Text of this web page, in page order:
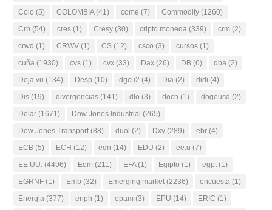
Colo (5) COLOMBIA(41) come (7) Commodity (1260)
Crb (54) cres (1) Cresy (30) cripto moneda (339) crm (2)
crwd (1) CRWV (1) CS (12) csco (3) cursos (1)
cuña (1930) cvs (1) cvx (33) Dax (26) DB (6) dba (2)
Deja vu (134) Desp (10) dgcu2 (4) Dia (2) didi (4)
Dis (19) divergencias (141) dlo (3) docn (1) dogeusd (2)
Dolar (1671) Dow Jones Industrial (265)
Dow Jones Transport (88) duol (2) Dxy (289) ebr (4)
ECB (5) ECH (12) edn (14) EDU (2) ee.u (7)
EE.UU. (4496) Eem (211) EFA(1) Egipto (1) egpt (1)
EGRNF (1) Emb (32) Emerging market (2236) encuesta (1)
Energia (377) enph (1) epam (3) EPU (14) ERIC (1)